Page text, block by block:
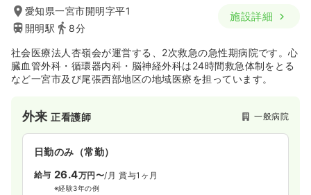
愛知県一宮市開明字平1
開明駅
8分
施設詳細
社会医療法人杏嶺会が運営する、2次救急の急性期病院です。心
臓血管外科・循環器内科・脳神経外科は24時間救急体制をとる
など一宮市及び尾張西部地区の地域医療を担っています。
外来正看護師 一般病院
日勤のみ（常勤）
給与 26.4万円〜/月 賞与1ヶ月
※経験3年の例